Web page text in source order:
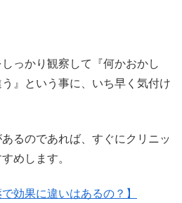
っかり観察して『何かおかし
』という事に、いち早く気付け
るのであれば、すぐにクリニッ
めします。
効果に違いはあるの？】